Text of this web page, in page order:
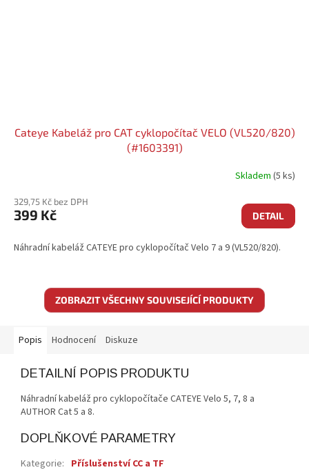
Cateye Kabeláž pro CAT cyklopočítač VELO (VL520/820)
(#1603391)
Skladem (5 ks)
329,75 Kč bez DPH
399 Kč DETAIL
Náhradní kabeláž CATEYE pro cyklopočítač Velo 7 a 9 (VL520/820).
ZOBRAZIT VŠECHNY SOUVISEJÍCÍ PRODUKTY
Popis Hodnocení Diskuze
DETAILNÍ POPIS PRODUKTU
Náhradní kabeláž pro cyklopočítače CATEYE Velo 5, 7, 8 a
AUTHOR Cat 5 a 8.
DOPLŇKOVÉ PARAMETRY
Kategorie: Příslušenství CC a TF